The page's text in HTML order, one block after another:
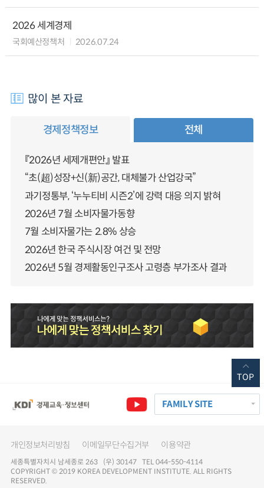
2026 세계경제
국회예산정책처 2026.07.24
많이 본 자료
경제정책정보 전체
『2026년 세제개편안』 발표
“초(超)성장+신(新)공간, 대체불가 산업강국”
과기정통부, ‘누누티비 시즌2’에 강력 대응 의지 밝혀
2026년 7월 소비자물가동향
7월 소비자물가는 2.8% 상승
2026년 한국 주식시장 여건 및 전망
2026년 5월 경제활동인구조사 고령층 부가조사 결과
FAMILY SITE
개인정보처리방침 이메일무단수집거부 이용약관
세종특별자치시 남세종로 263 (우) 30147 TEL 044-550-4114
COPYRIGHT © 2019 KOREA DEVELOPMENT INSTITUTE. ALL RIGHTS
RESERVED.
TOP